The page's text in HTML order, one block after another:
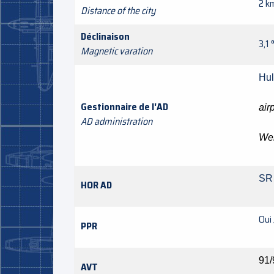
Distance of the city
2
Déclinaison
Magnetic varation
3,1
Gestionnaire de l'AD
AD administration
HOR AD
PPR Oui
AVT